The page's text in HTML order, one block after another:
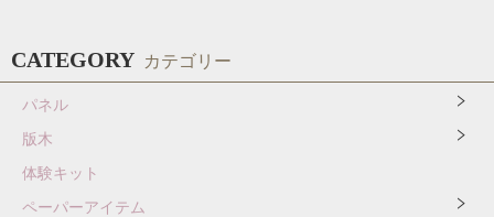
CATEGORY カテゴリー
パネル
版木
体験キット
ペーパーアイテム